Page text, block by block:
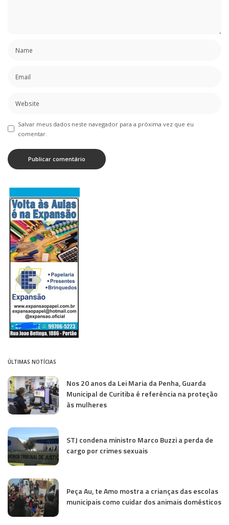
Salvar meus dados neste navegador para a próxima vez que eu
comentar.
ÚLTIMAS NOTÍCIAS
Nos 20 anos da Lei Maria da Penha, Guarda
Municipal de Curitiba é referência na proteção
às mulheres
STJ condena ministro Marco Buzzi a perda de
cargo por crimes sexuais
Peça Au, te Amo mostra a crianças das escolas
municipais como cuidar dos animais domésticos